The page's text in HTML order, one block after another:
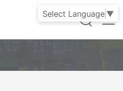
Select Language ▼